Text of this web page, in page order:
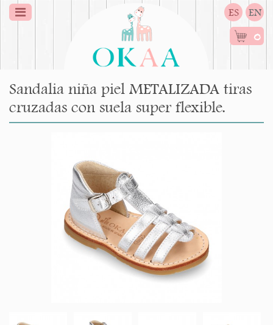
ES EN
0
Sandalia niña piel METALIZADA tiras
cruzadas con suela super flexible.